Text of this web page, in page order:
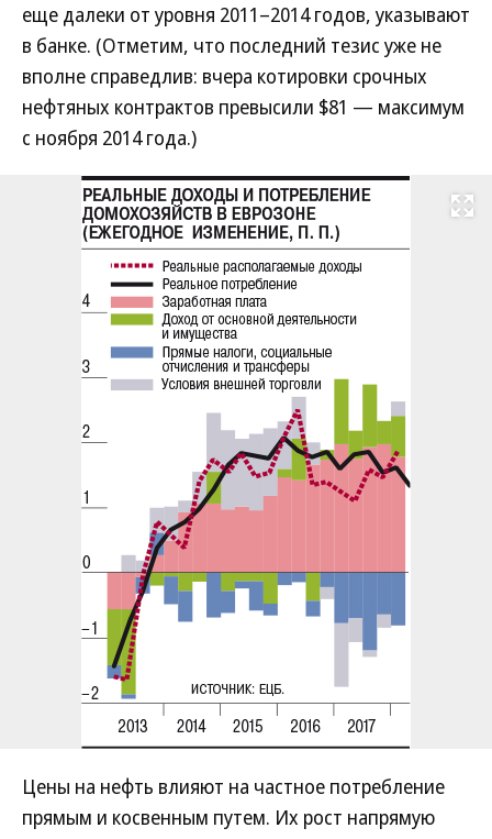
еще далеки от уровня 2011–2014 годов, указывают
в банке. (Отметим, что последний тезис уже не
вполне справедлив: вчера котировки срочных
нефтяных контрактов превысили $81 — максимум
с ноября 2014 года.)
Развернуть
Цены на нефть влияют на частное потребление
прямым и косвенным путем. Их рост напрямую